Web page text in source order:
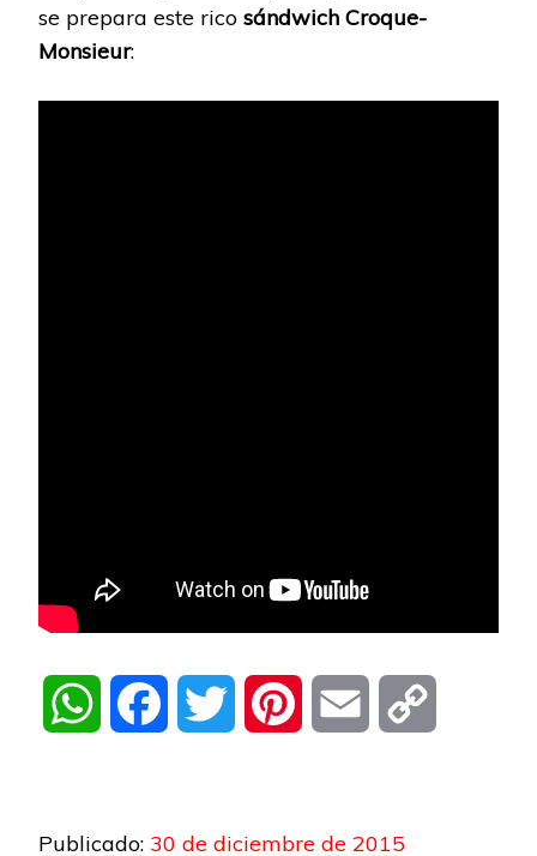
se prepara este rico sándwich Croque-
Monsieur:
WhatsAppFacebook Twitter Pinterest Email
Publicado: 30 de diciembre de 2015